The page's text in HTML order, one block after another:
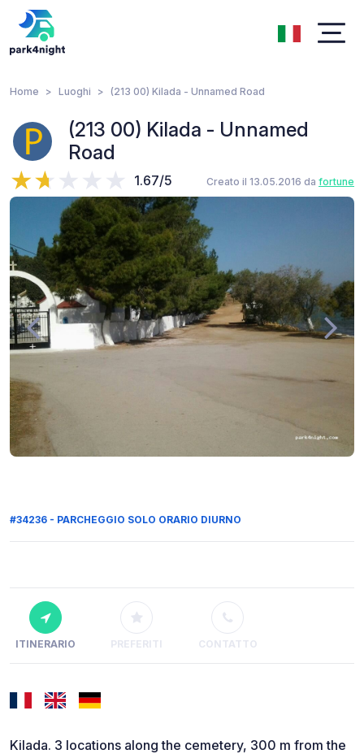
Home Luoghi (213 00) Kilada - Unnamed Road
(213 00) Kilada - Unnamed
Road
1.67/5 Creato il 13.05.2016 da fortune
#34236 - PARCHEGGIO SOLO ORARIO DIURNO
ITINERARIO PREFERITI CONTATTO
Kilada. 3 locations along the cemetery, 300 m from the